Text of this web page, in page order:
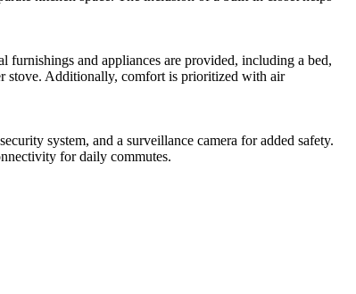
and appliances are provided, including a bed,
stove. Additionally, comfort is prioritized with air
system, and a surveillance camera for added safety.
for daily commutes.